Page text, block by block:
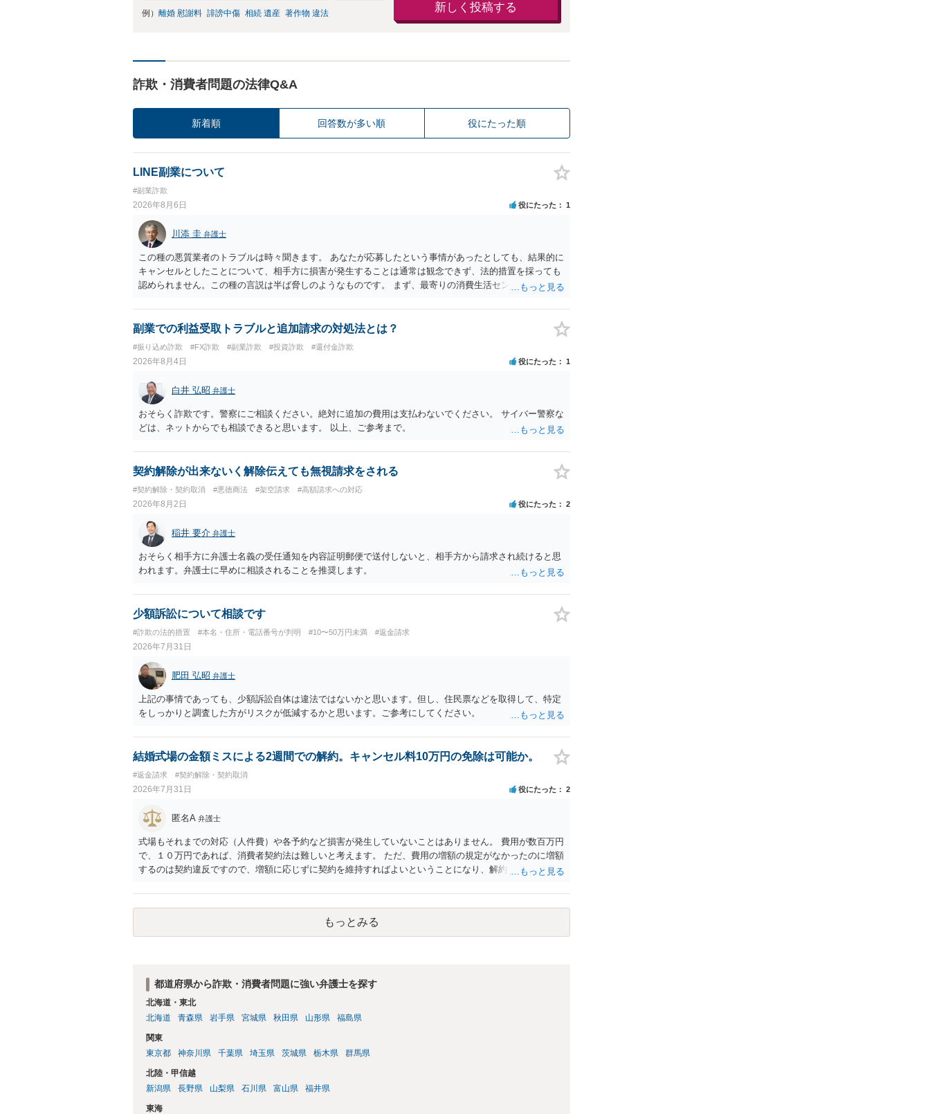
例） 離婚 慰謝料 誹謗中傷 相続 遺産 著作物 違法 新しく投稿する
詐欺・消費者問題の法律Q&A
新着順 回答数が多い順 役にたった順
LINE副業について
#副業詐欺
2026年8月6日 役にたった 1
川添 圭 弁護士
この種の悪質業者のトラブルは時々聞きます。 あなたが応募したという事情があったとしても、結果的に
キャンセルとしたことについて、相手方に損害が発生することは通常は観念できず、法的措置を採っても
認められません。この種の言説は半ば脅しのようなものです。 まず、最寄りの消費生活センターへ相談
ば、弁護士へ依頼して警告してもらうことも必要になるかもしれません。
副業での利益受取トラブルと追加請求の対処法とは？
#振り込め詐欺 #FX詐欺 #副業詐欺 #投資詐欺 #還付金詐欺
2026年8月4日 役にたった 1
白井 弘昭 弁護士
おそらく詐欺です。警察にご相談ください。絶対に追加の費用は支払わないでください。 サイバー警察な
どは、ネットからでも相談できると思います。 以上、ご参考まで。
契約解除が出来ないく解除伝えても無視請求をされる
#契約解除・契約取消 #悪徳商法 #架空請求 #高額請求への対応
2026年8月2日 役にたった 2
稲井 要介 弁護士
おそらく相手方に弁護士名義の受任通知を内容証明郵便で送付しないと、相手方から請求され続けると思
われます。弁護士に早めに相談されることを推奨します。
少額訴訟について相談です
#詐欺の法的措置 #本名・住所・電話番号が判明 #10〜50万円未満 #返金請求
2026年7月31日
肥田 弘昭 弁護士
上記の事情であっても、少額訴訟自体は違法ではないかと思います。但し、住民票などを取得して、特定
をしっかりと調査した方がリスクが低減するかと思います。ご参考にしてください。
結婚式場の金額ミスによる2週間での解約。キャンセル料10万円の免除は可能か。
#返金請求 #契約解除・契約取消
2026年7月31日 役にたった 2
匿名A 弁護士
式場もそれまでの対応（人件費）や各予約など損害が発生していないことはありません。 費用が数百万円
で、１０万円であれば、消費者契約法は難しいと考えます。 ただ、費用の増額の規定がなかったのに増額
するのは契約違反ですので、増額に応じずに契約を維持すればよいということになり、解約するのは理由
もっとみる
都道府県から詐欺・消費者問題に強い弁護士を探す
北海道・東北
北海道
青森県 岩手県 宮城県 秋田県 山形県 福島県
関東
東京都
神奈川県 千葉県 埼玉県 茨城県 栃木県 群馬県
北陸・甲信越
新潟県
長野県 山梨県 石川県 富山県 福井県
東海